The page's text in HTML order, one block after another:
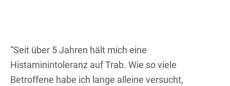
“Seit über 5 Jahren hält mich eine
Histaminintoleranz auf Trab. Wie so viele
Betroffene habe ich lange alleine versucht,